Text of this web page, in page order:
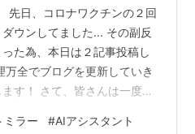
先日、コロナワクチンの２回
ウンしてました... その副反
た為、本日は２記事投稿し
万全でブログを更新していき
す！ さて、皆さんは一度は
ディスプレイにしてタッチ
ミラー #AIアシスタント